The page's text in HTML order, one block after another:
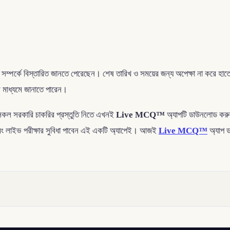
সম্পর্কে বিস্তারিত জানতে পেরেছেন। শেষ তারিখ ও সময়ের জন্য অপেক্ষা না করে
জানাতে পারেন।
সরকারি চাকরির প্রস্তুতি নিতে এখনই Live MCQ™ অ্যাপটি ডাউনলোড
লাইভ পরীক্ষার সুবিধা পাবেন এই একটি অ্যাপেই। আজই Live MCQ™ অ্যাপ